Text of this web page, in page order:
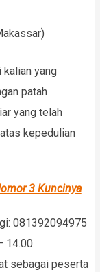
yang
patah
yang telah
kepedulian
3 Kuncinya
081392094975
14.00.
sebagai peserta